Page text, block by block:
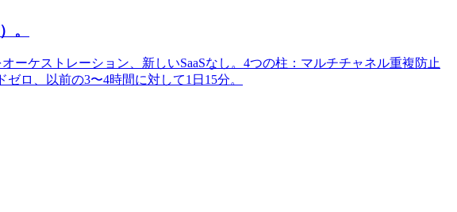
。
オーケストレーション、新しいSaaSなし。4つの柱：マルチチャネル重複防止
ロ、以前の3〜4時間に対して1日15分。